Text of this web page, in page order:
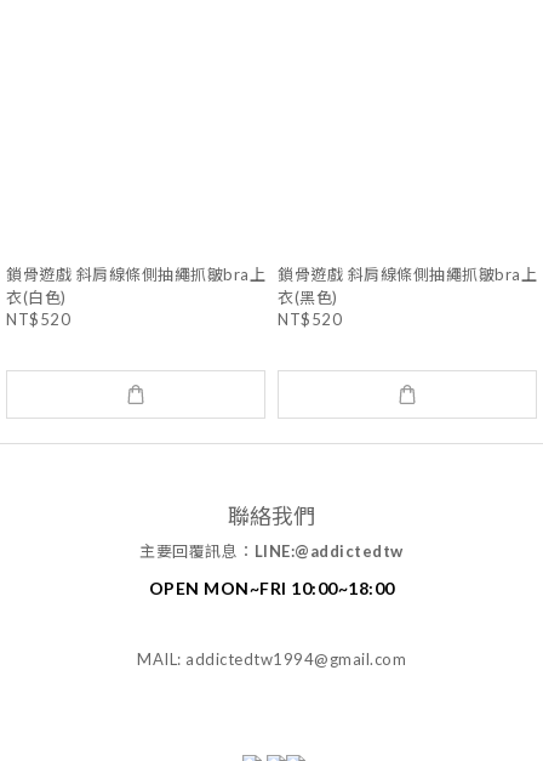
鎖骨遊戲 斜肩線條側抽繩抓皺bra上
衣(白色)
NT$520
鎖骨遊戲 斜肩線條側抽繩抓皺bra上
衣(黑色)
NT$520
聯絡我們
主要回覆訊息： LINE:@addictedtw
OPEN MON~FRI 10:00~18:00
MAIL: addictedtw1994@gmail.com